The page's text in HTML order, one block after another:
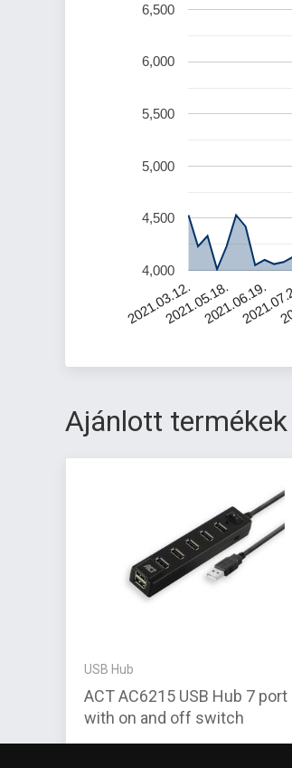
2021.03.12.2021.05.18.2021.06.19.
4,000
4,500
5,000
5,500
6,000
6,500
Ajánlott termékek
USB Hub
ACT AC6215 USB Hub 7 port
with on and off switch